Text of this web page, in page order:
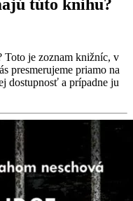
túto knihu?
Toto je zoznam knižníc, v
presmerujeme priamo na
dostupnosť a prípadne ju